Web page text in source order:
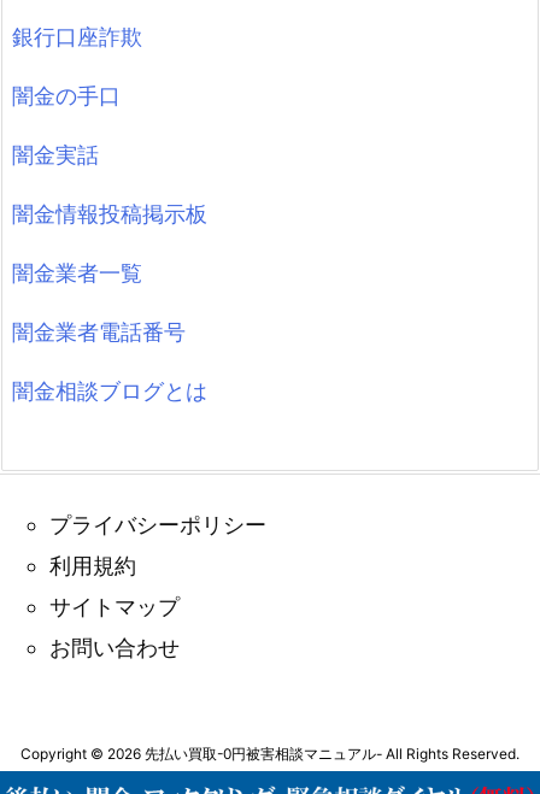
銀行口座詐欺
闇金の手口
闇金実話
闇金情報投稿掲示板
闇金業者一覧
闇金業者電話番号
闇金相談ブログとは
プライバシーポリシー
利用規約
サイトマップ
お問い合わせ
Copyright © 2026 先払い買取-0円被害相談マニュアル- All Rights Reserved.
WordPress Luxeritas Theme is provided by "Thought is free ".